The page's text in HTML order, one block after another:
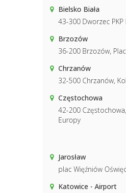
Bielsko Biała
43-300 Dworzec PKP
Brzozów
36-200 Brzozów,
Chrzanów
32-500 Chrzanów,
Częstochowa
42-200
Europy
Jarosław
plac Więźniów
Katowice - Airport